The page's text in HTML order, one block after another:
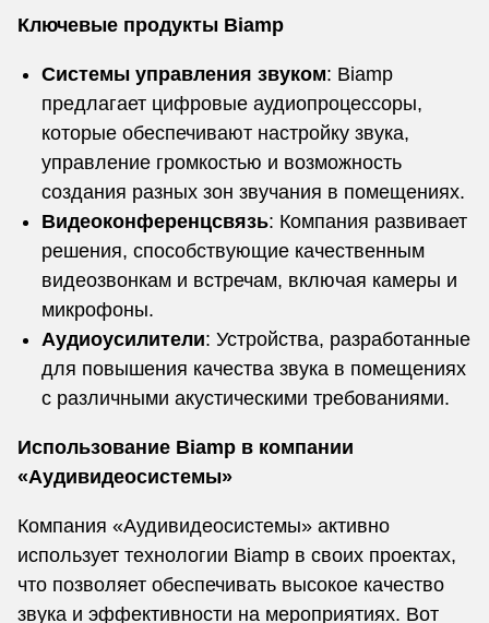
Ключевые продукты Biamp
Системы управления звуком: Biamp
предлагает цифровые аудиопроцессоры,
которые обеспечивают настройку звука,
управление громкостью и возможность
создания разных зон звучания в помещениях.
Видеоконференцсвязь: Компания развивает
решения, способствующие качественным
видеозвонкам и встречам, включая камеры и
микрофоны.
Аудиоусилители: Устройства, разработанные
для повышения качества звука в помещениях
с различными акустическими требованиями.
Использование Biamp в компании
«Аудивидеосистемы»
Компания «Аудивидеосистемы» активно
использует технологии Biamp в своих проектах,
что позволяет обеспечивать высокое качество
звука и эффективности на мероприятиях. Вот